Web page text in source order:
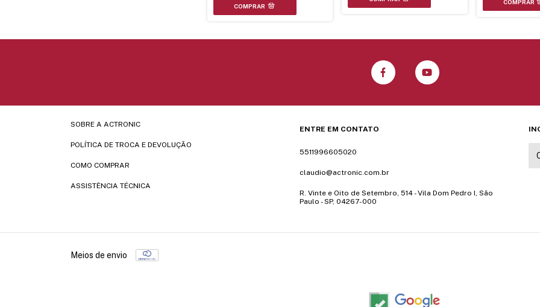
SOBRE A ACTRONIC
POLÍTICA DE TROCA E DEVOLUÇÃO
COMO COMPRAR
ASSISTÊNCIA TÉCNICA
ENTRE EM CONTATO
5511996605020
claudio@actronic.com.br
R. Vinte e Oito de Setembro, 514 - Vila Dom Pedro I, São
Paulo - SP, 04267-000
Meios de envio